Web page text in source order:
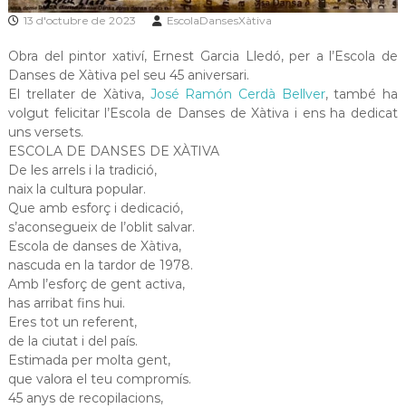
13 d'octubre de 2023 EscolaDansesXàtiva
Obra del pintor xativí, Ernest Garcia Lledó, per a l’Escola de
Danses de Xàtiva pel seu 45 aniversari.
El trellater de Xàtiva, José Ramón Cerdà Bellver, també ha
volgut felicitar l’Escola de Danses de Xàtiva i ens ha dedicat
uns versets.
ESCOLA DE DANSES DE XÀTIVA
De les arrels i la tradició,
naix la cultura popular.
Que amb esforç i dedicació,
s’aconsegueix de l’oblit salvar.
Escola de danses de Xàtiva,
nascuda en la tardor de 1978.
Amb l’esforç de gent activa,
has arribat fins hui.
Eres tot un referent,
de la ciutat i del país.
Estimada per molta gent,
que valora el teu compromís.
45 anys de recopilacions,